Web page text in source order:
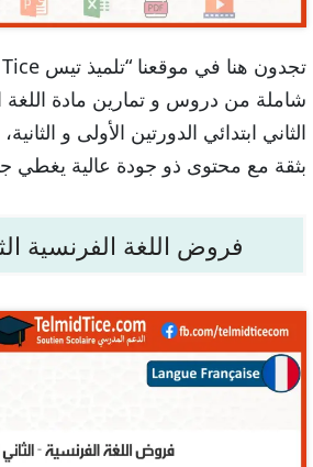
شاملة من دروس و تمارين مادة
الثاني ابتدائي الدورتين الأولى و
بثقة مع محتوى ذو جودة عالية يغطي
فروض اللغة الفرنسية